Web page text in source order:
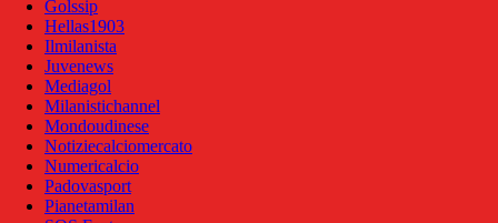
Golssip
Hellas1903
Ilmilanista
Juvenews
Mediagol
Milanistichannel
Mondoudinese
Notiziecalciomercato
Numericalcio
Padovasport
Pianetamilan